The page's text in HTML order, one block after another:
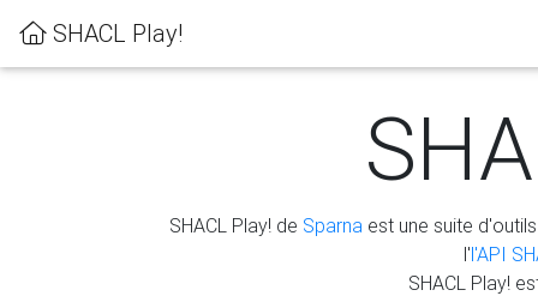
SHACL Play!
SHACL Play! de Sparna est une suite
l'l'API
SHACL Play!